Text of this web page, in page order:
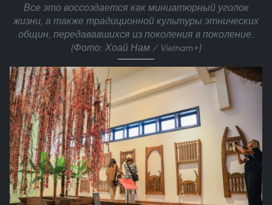
Все это воссоздается как миниатюрный уголок
жизни, а также традиционной культуры этнических
общин, передававшихся из поколения в поколение.
(Фото: Хоай Нам / Vietnam+)